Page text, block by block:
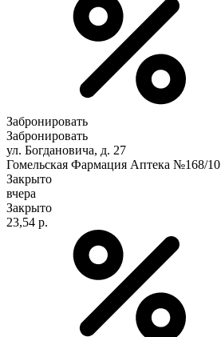
Забронировать
Забронировать
ул. Богдановича, д. 27
Гомельская Фармация Аптека №168/10
Закрыто
вчера
Закрыто
23,54 р.